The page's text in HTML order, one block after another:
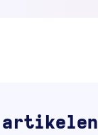
artikelen